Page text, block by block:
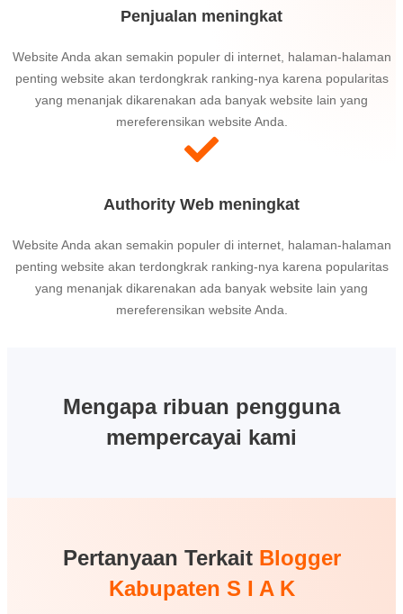
Penjualan meningkat
Website Anda akan semakin populer di internet, halaman-halaman
penting website akan terdongkrak ranking-nya karena popularitas
yang menanjak dikarenakan ada banyak website lain yang
mereferensikan website Anda.
Authority Web meningkat
Website Anda akan semakin populer di internet, halaman-halaman
penting website akan terdongkrak ranking-nya karena popularitas
yang menanjak dikarenakan ada banyak website lain yang
mereferensikan website Anda.
Mengapa ribuan pengguna
mempercayai kami
Pertanyaan Terkait Blogger
Kabupaten S I A K